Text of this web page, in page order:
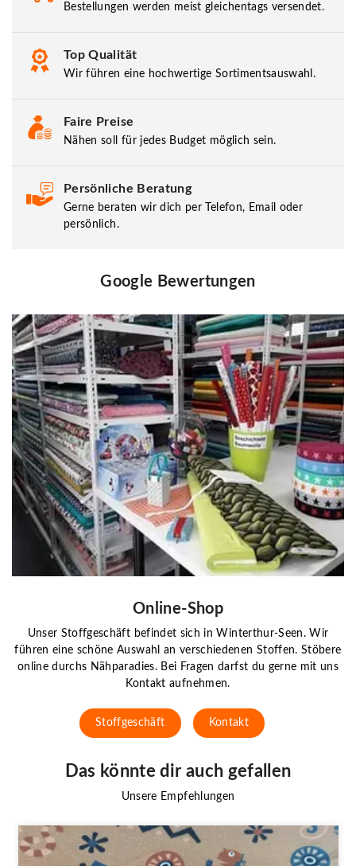
Bestellungen werden meist gleichentags versendet.
Top Qualität
Wir führen eine hochwertige Sortimentsauswahl.
Faire Preise
Nähen soll für jedes Budget möglich sein.
Persönliche Beratung
Gerne beraten wir dich per Telefon, Email oder
persönlich.
Google Bewertungen
Online-Shop
Unser Stoffgeschäft befindet sich in Winterthur-Seen. Wir
führen eine schöne Auswahl an verschiedenen Stoffen. Stöbere
online durchs Nähparadies. Bei Fragen darfst du gerne mit uns
Kontakt aufnehmen.
Stoffgeschäft Kontakt
Das könnte dir auch gefallen
Unsere Empfehlungen